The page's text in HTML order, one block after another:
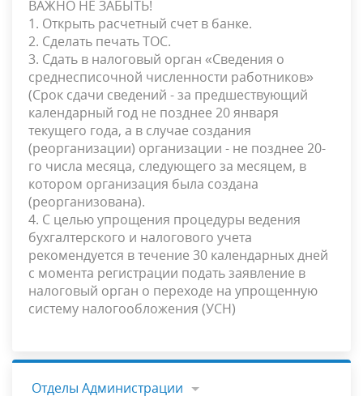
ВАЖНО НЕ ЗАБЫТЬ!
1. Открыть расчетный счет в банке.
2. Сделать печать ТОС.
3. Сдать в налоговый орган «Сведения о
среднесписочной численности работников»
(Срок сдачи сведений - за предшествующий
календарный год не позднее 20 января
текущего года, а в случае создания
(реорганизации) организации - не позднее 20-
го числа месяца, следующего за месяцем, в
котором организация была создана
(реорганизована).
4. С целью упрощения процедуры ведения
бухгалтерского и налогового учета
рекомендуется в течение 30 календарных дней
с момента регистрации подать заявление в
налоговый орган о переходе на упрощенную
систему налогообложения (УСН)
Отделы Администрации